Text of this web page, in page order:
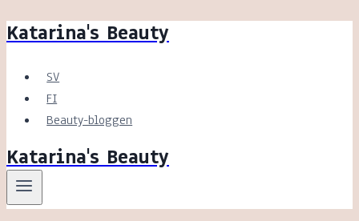
Skip
content
Katarina's Beauty
SV
FI
Beauty-bloggen
Katarina's Beauty